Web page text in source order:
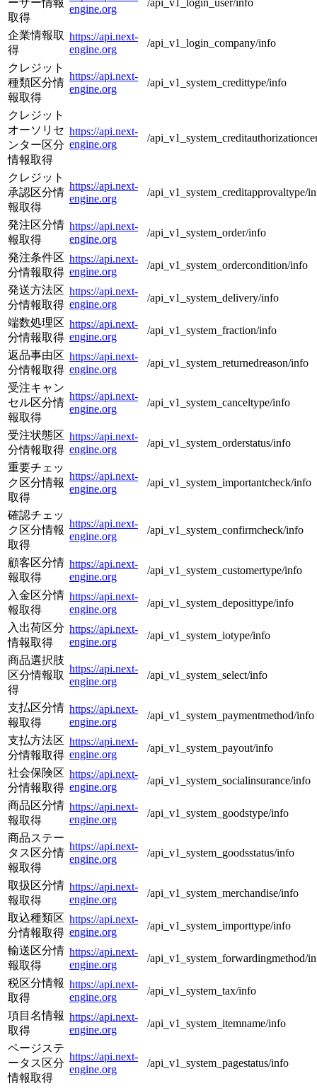
取得
engine.org
企業情報取
得
https://api.next-
engine.org
/api_v1_login_company/info
クレジット
種類区分情
報取得
https://api.next-
engine.org
/api_v1_system_credittype/info
クレジット
オーソリセ
ンター区分
情報取得
https://api.next-
engine.org
/
クレジット
承認区分情
報取得
https://api.next-
engine.org
/api_v1_system_creditapprovaltype/
発注区分情
報取得
https://api.next-
engine.org
/api_v1_system_order/info
発注条件区
分情報取得
https://api.next-
engine.org
/api_v1_system_ordercondition/info
発送方法区
分情報取得
https://api.next-
engine.org
/api_v1_system_delivery/info
端数処理区
分情報取得
https://api.next-
engine.org
/api_v1_system_fraction/info
返品事由区
分情報取得
https://api.next-
engine.org
/api_v1_system_returnedreason/info
受注キャン
セル区分情
報取得
https://api.next-
engine.org
/api_v1_system_canceltype/info
受注状態区
分情報取得
https://api.next-
engine.org
/api_v1_system_orderstatus/info
重要チェッ
ク区分情報
取得
https://api.next-
engine.org
/api_v1_system_importantcheck/info
確認チェッ
ク区分情報
取得
https://api.next-
engine.org
/api_v1_system_confirmcheck/info
顧客区分情
報取得
https://api.next-
engine.org
/api_v1_system_customertype/info
入金区分情
報取得
https://api.next-
engine.org
/api_v1_system_deposittype/info
入出荷区分
情報取得
https://api.next-
engine.org
/api_v1_system_iotype/info
商品選択肢
区分情報取
得
https://api.next-
engine.org
/api_v1_system_select/info
支払区分情
報取得
https://api.next-
engine.org
/api_v1_system_paymentmethod/info
支払方法区
分情報取得
https://api.next-
engine.org
/api_v1_system_payout/info
社会保険区
分情報取得
https://api.next-
engine.org
/api_v1_system_socialinsurance/info
商品区分情
報取得
https://api.next-
engine.org
/api_v1_system_goodstype/info
商品ステー
タス区分情
報取得
https://api.next-
engine.org
/api_v1_system_goodsstatus/info
取扱区分情
報取得
https://api.next-
engine.org
/api_v1_system_merchandise/info
取込種類区
分情報取得
https://api.next-
engine.org
/api_v1_system_importtype/info
輸送区分情
報取得
https://api.next-
engine.org
/api_v1_system_forwardingmethod/
税区分情報
取得
https://api.next-
engine.org
/api_v1_system_tax/info
項目名情報
取得
https://api.next-
engine.org
/api_v1_system_itemname/info
ページステ
ータス区分
情報取得
https://api.next-
engine.org
/api_v1_system_pagestatus/info